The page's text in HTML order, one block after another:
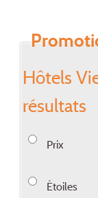
Hôtels
résultats
Prix
Étoiles